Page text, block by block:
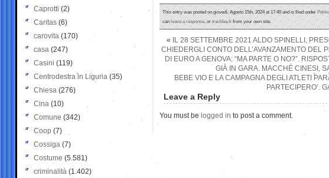
This entry was posted on giovedì, Agosto 15th, 2024 at 17:40 and is filed under
canleave a response, ortrackbackfrom your own site.
«
IL 28 SETTEMBRE 2021 ALDO SPINELLI,
CHIEDERGLI CONTO DELL’AVANZAMENTO DEL
DI EURO A GENOVA: “MA PARTE O NO?”.
GIÀ IN GARA. MACCHÉ CINESI,
BEBE VIO E LA CAMPAGNA DEGLI ATLETI
PARTECIPERO’.
Leave a Reply
You must be logged in to post a comment.
Caprotti (2)
Caritas (6)
carovita (170)
casa (247)
Casini (119)
Centrodestra in Liguria (35)
Chiesa (276)
Cina (10)
Comune (342)
Coop (7)
Cossiga (7)
Costume (5.581)
criminalità (1.402)